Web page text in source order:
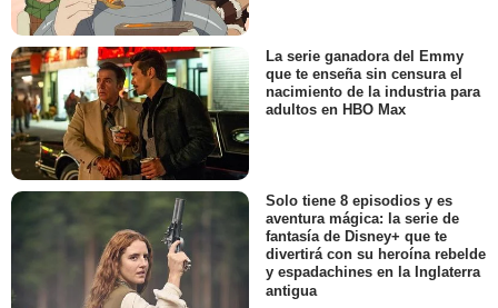
La serie ganadora del Emmy
que te enseña sin censura el
nacimiento de la industria para
adultos en HBO Max
Solo tiene 8 episodios y es
aventura mágica: la serie de
fantasía de Disney+ que te
divertirá con su heroína rebelde
y espadachines en la Inglaterra
antigua